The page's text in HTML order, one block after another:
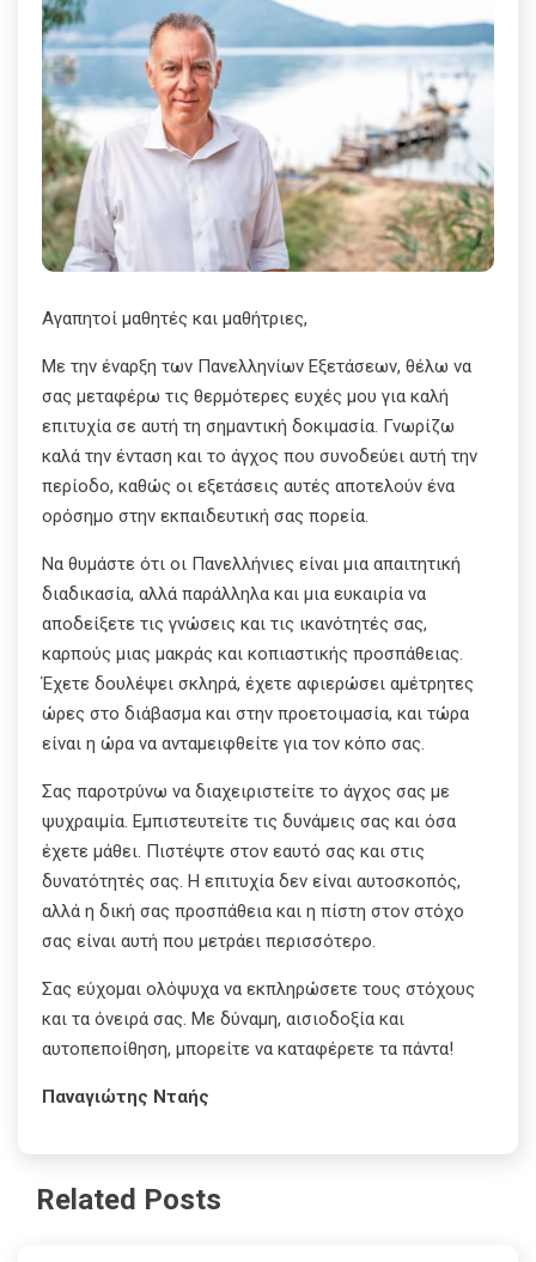
Αγαπητοί μαθητές και μαθήτριες,
Με την έναρξη των Πανελληνίων Εξετάσεων, θέλω να
σας μεταφέρω τις θερμότερες ευχές μου για καλή
επιτυχία σε αυτή τη σημαντική δοκιμασία. Γνωρίζω
καλά την ένταση και το άγχος που συνοδεύει αυτή την
περίοδο, καθώς οι εξετάσεις αυτές αποτελούν ένα
ορόσημο στην εκπαιδευτική σας πορεία.
Να θυμάστε ότι οι Πανελλήνιες είναι μια απαιτητική
διαδικασία, αλλά παράλληλα και μια ευκαιρία να
αποδείξετε τις γνώσεις και τις ικανότητές σας,
καρπούς μιας μακράς και κοπιαστικής προσπάθειας.
Έχετε δουλέψει σκληρά, έχετε αφιερώσει αμέτρητες
ώρες στο διάβασμα και στην προετοιμασία, και τώρα
είναι η ώρα να ανταμειφθείτε για τον κόπο σας.
Σας παροτρύνω να διαχειριστείτε το άγχος σας με
ψυχραιμία. Εμπιστευτείτε τις δυνάμεις σας και όσα
έχετε μάθει. Πιστέψτε στον εαυτό σας και στις
δυνατότητές σας. Η επιτυχία δεν είναι αυτοσκοπός,
αλλά η δική σας προσπάθεια και η πίστη στον στόχο
σας είναι αυτή που μετράει περισσότερο.
Σας εύχομαι ολόψυχα να εκπληρώσετε τους στόχους
και τα όνειρά σας. Με δύναμη, αισιοδοξία και
αυτοπεποίθηση, μπορείτε να καταφέρετε τα πάντα!
Παναγιώτης Νταής
Related Posts